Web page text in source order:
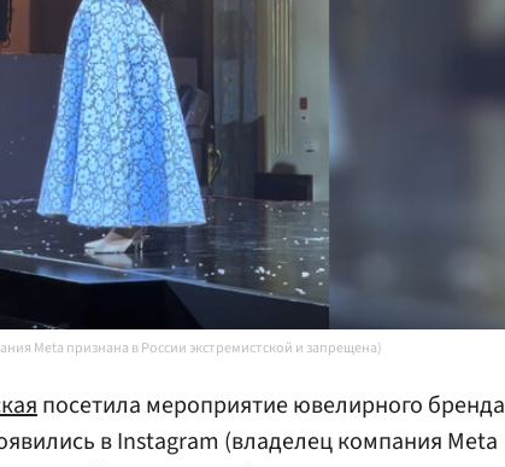
Meta признана в России экстремистской и запрещена)
посетила мероприятие ювелирного бренда
в Instagram (владелец компания Meta